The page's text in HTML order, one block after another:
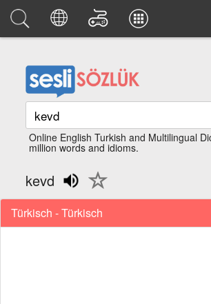
Online English Turkish and Multilingual
million words and idioms.
kevd
Türkisch - Türkisch